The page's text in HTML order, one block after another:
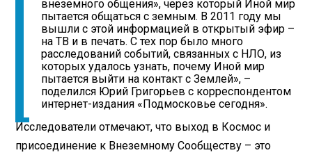
внеземного общения», через который Иной мир
пытается общаться с земным. В 2011 году мы
вышли с этой информацией в открытый эфир –
на ТВ и в печать. С тех пор было много
расследований событий, связанных с НЛО, из
которых удалось узнать, почему Иной мир
пытается выйти на контакт с Землей», –
поделился Юрий Григорьев с корреспондентом
интернет-издания «Подмосковье сегодня».
Исследователи отмечают, что выход в Космос и
присоединение к Внеземному Сообществу – это